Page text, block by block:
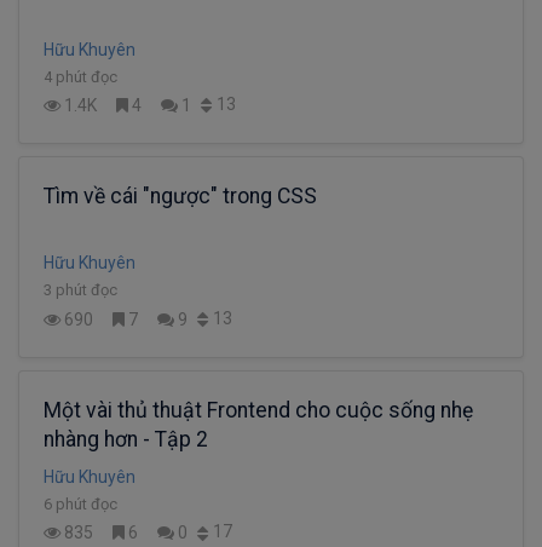
Hữu Khuyên
4 phút đọc
1.4K 4 1 13
Tìm về cái "ngược" trong CSS
Hữu Khuyên
3 phút đọc
690 7 9 13
Một vài thủ thuật Frontend cho cuộc sống nhẹ
nhàng hơn - Tập 2
Hữu Khuyên
6 phút đọc
835 6 0 17